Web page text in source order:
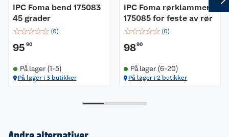
IPC Foma bend 175083
45 grader
☆☆☆☆☆ (0)
95 90
På lager (1-5)
På lager i 3 butikker
IPC Foma rørklammer
175085 for feste av rør
☆☆☆☆☆ (0)
9890
På lager (6-20)
På lager i 2 butikker
Om oss